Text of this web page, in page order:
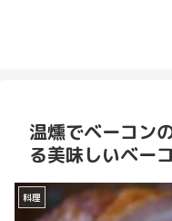
温燻でベーコン
る美味しいベー
料理